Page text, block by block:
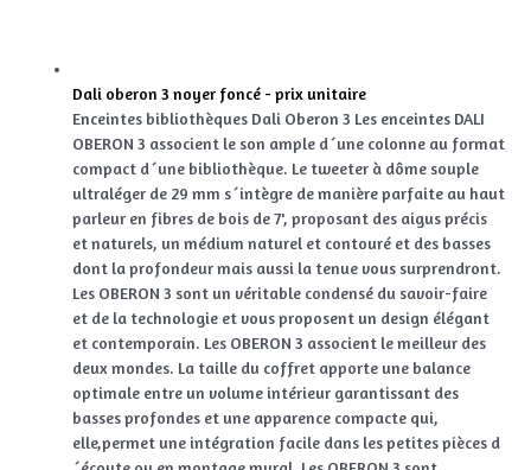
Dali oberon 3 noyer foncé - prix unitaire
Enceintes bibliothèques Dali Oberon 3 Les enceintes DALI
OBERON 3 associent le son ample d´une colonne au format
compact d´une bibliothèque. Le tweeter à dôme souple
ultraléger de 29 mm s´intègre de manière parfaite au haut
parleur en fibres de bois de 7', proposant des aigus précis
et naturels, un médium naturel et contouré et des basses
dont la profondeur mais aussi la tenue vous surprendront.
Les OBERON 3 sont un véritable condensé du savoir-faire
et de la technologie et vous proposent un design élégant
et contemporain. Les OBERON 3 associent le meilleur des
deux mondes. La taille du coffret apporte une balance
optimale entre un volume intérieur garantissant des
basses profondes et une apparence compacte qui,
elle,permet une intégration facile dans les petites pièces d